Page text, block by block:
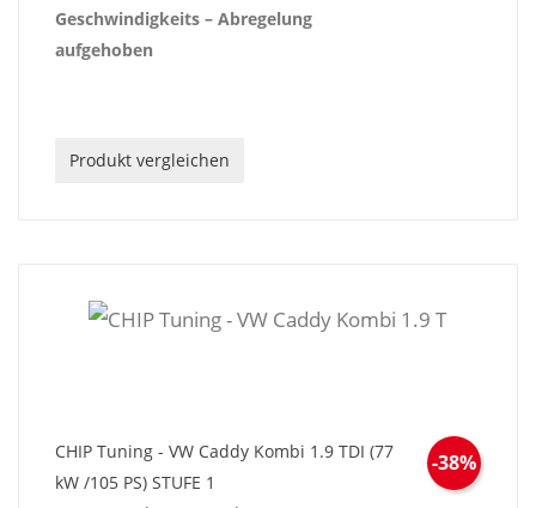
Geschwindigkeits – Abregelung
aufgehoben
Produkt vergleichen
CHIP Tuning - VW Caddy Kombi 1.9 TDI (77
kW /105 PS) STUFE 1
-38%